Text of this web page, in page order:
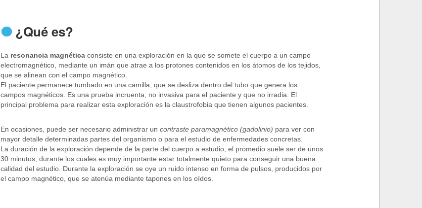
¿Qué es?
La resonancia magnética consiste en una exploración en la que se somete el cuerpo a un campo
electromagnético, mediante un imán que atrae a los protones contenidos en los átomos de los tejidos,
que se alinean con el campo magnético.
El paciente permanece tumbado en una camilla, que se desliza dentro del tubo que genera los
campos magnéticos. Es una prueba incruenta, no invasiva para el paciente y que no irradia. El
principal problema para realizar esta exploración es la claustrofobia que tienen algunos pacientes.
En ocasiones, puede ser necesario administrar un contraste paramagnético (gadolinio) para ver con
mayor detalle determinadas partes del organismo o para el estudio de enfermedades concretas.
La duración de la exploración depende de la parte del cuerpo a estudio, el promedio suele ser de unos
30 minutos, durante los cuales es muy importante estar totalmente quieto para conseguir una buena
calidad del estudio. Durante la exploración se oye un ruido intenso en forma de pulsos, producidos por
el campo magnético, que se atenúa mediante tapones en los oídos.